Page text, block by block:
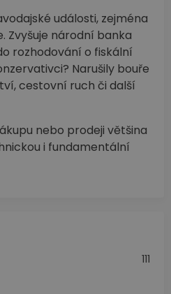
události, zejména
Zvyšuje národní banka
rozhodování o fiskální
Narušily bouře
cestovní ruch či další
nebo prodeji většina
i fundamentální
111